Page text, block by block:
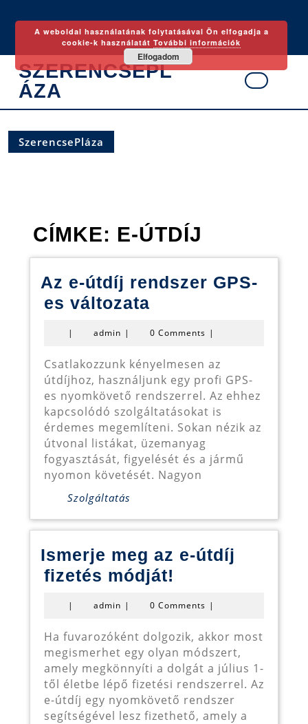
content
SZERENCSEPL
ÁZA
Open
SzerencsePláza
CÍMKE: E-ÚTDÍJ
Az e-útdíj rendszer GPS-
es változata
rendszer
GPS-
es
változata
| admin admin
| 0 Comments |
Csatlakozzunk kényelmesen az
útdíjhoz, használjunk egy profi GPS-
es nyomkövető rendszerrel. Az ehhez
kapcsolódó szolgáltatásokat is
érdemes megemlíteni. Sokan nézik az
útvonal listákat, üzemanyag
fogyasztását, figyelését és a jármű
nyomon követését. Nagyon
Szolgáltatás
Ismerje meg az e-útdíj
fizetés módját!
e-
útdíj
fizetés
módját!
| admin admin
| 0 Comments |
Ha fuvarozóként dolgozik, akkor most
megismerhet egy olyan módszert,
amely megkönnyíti a dolgát a július 1-
től életbe lépő fizetési rendszerrel. Az
e-útdíj egy nyomkövető rendszer
segítségével lesz fizethető, amely a
A weboldal használatának folytatásával Ön elfogadja a
cookie-k használatátTovábbi információk
Elfogadom